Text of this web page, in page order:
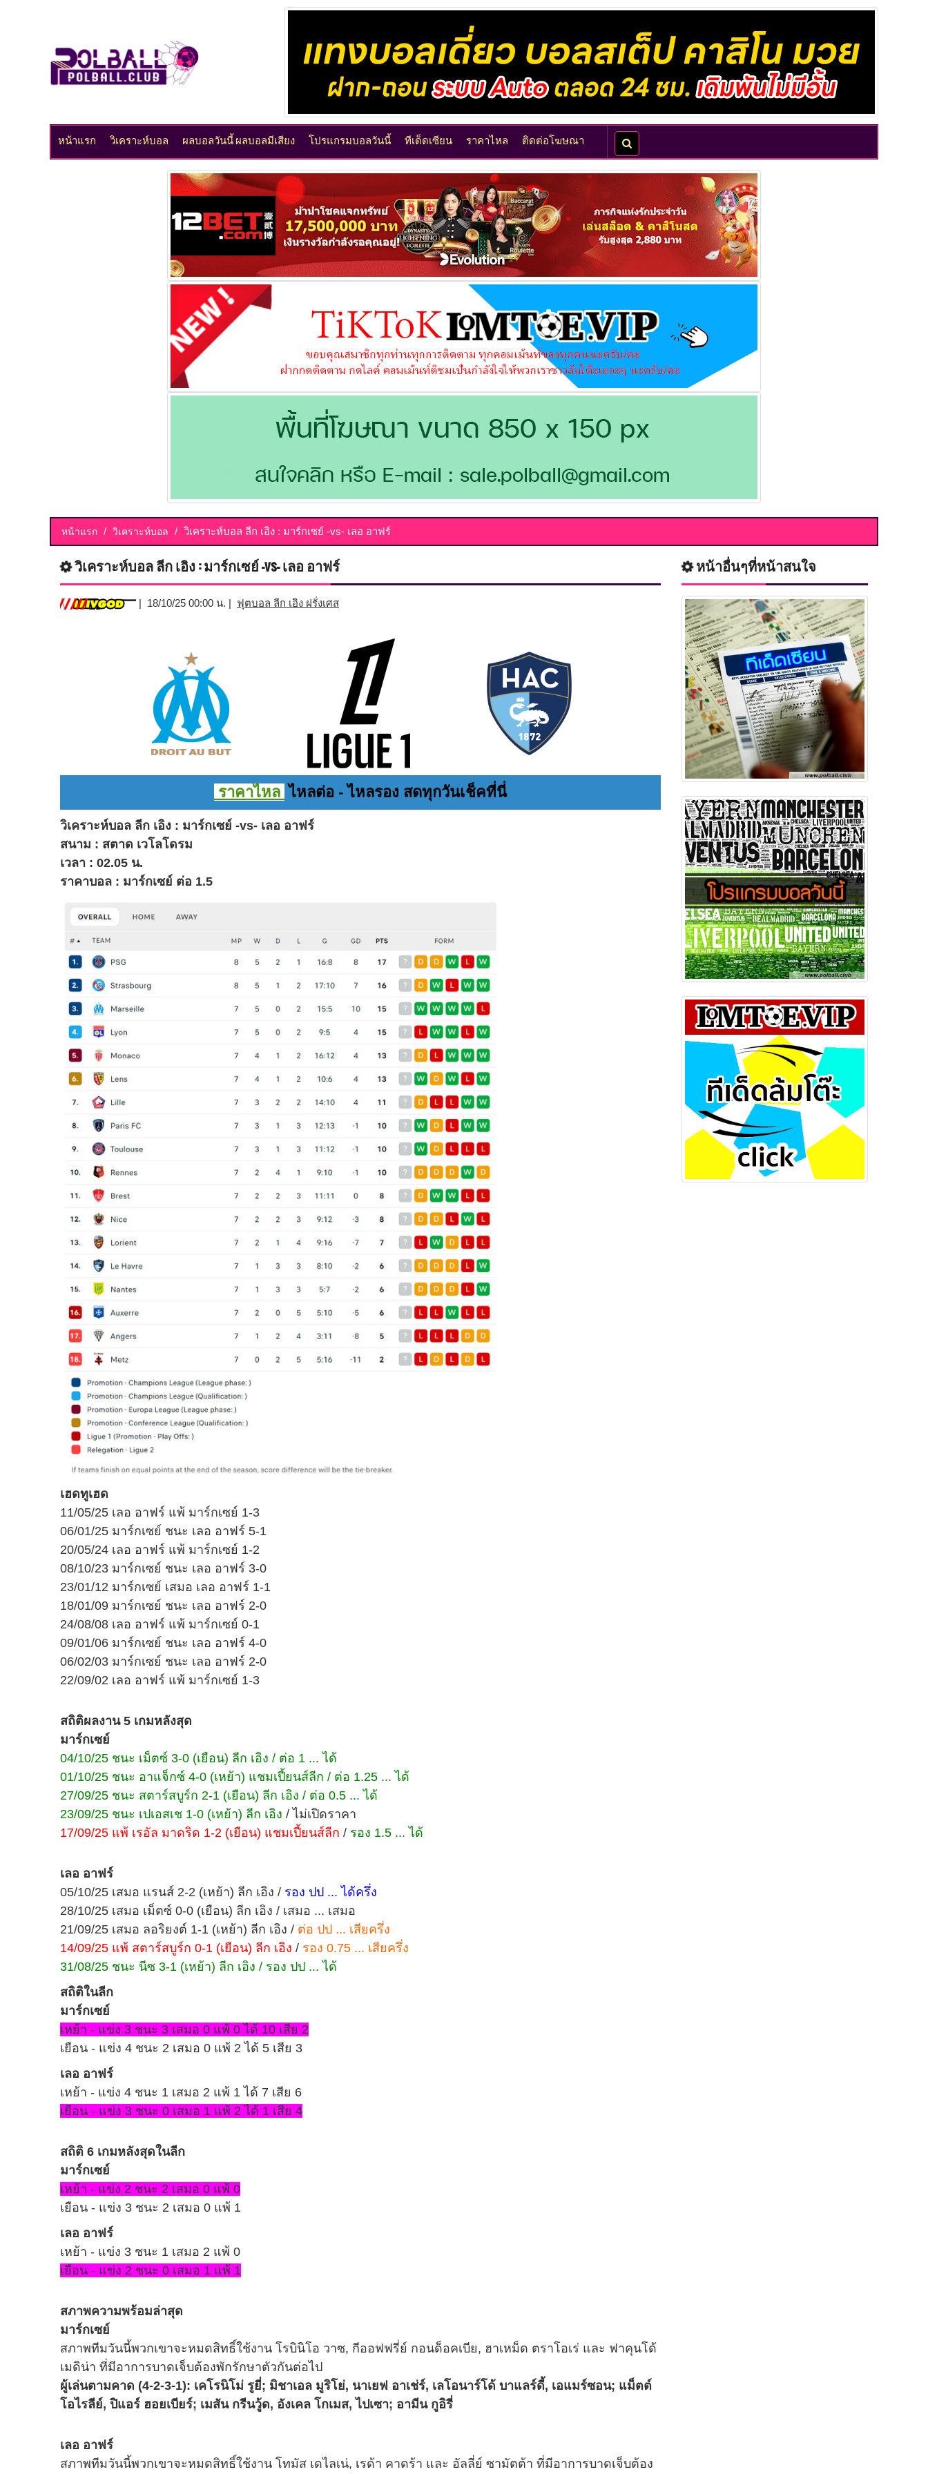
หน้าแรก วิเคราะห์บอล ผลบอลวันนี้ ผลบอลมีเสียง โปรแกรมบอลวันนี้ ทีเด็ดเซียน ราคาไหล ติดต่อโฆษณา
หน้าแรก วิเคราะห์บอล วิเคราะห์บอล ลีก เอิง : มาร์กเซย์ -vs- เลอ อาฟร์
วิเคราะห์บอล ลีก เอิง : มาร์กเซย์ -vs- เลอ อาฟร์
| 18/10/25 00:00 น. | ฟุตบอล ลีก เอิง ฝรั่งเศส
ราคาไหล ไหลต่อ - ไหลรอง สดทุกวันเช็คที่นี่
วิเคราะห์บอล ลีก เอิง : มาร์กเซย์ -vs- เลอ อาฟร์
สนาม : สตาด เวโลโดรม
เวลา : 02.05 น.
ราคาบอล : มาร์กเซย์ ต่อ 1.5
เฮดทูเฮด
11/05/25 เลอ อาฟร์ แพ้ มาร์กเซย์ 1-3
06/01/25 มาร์กเซย์ ชนะ เลอ อาฟร์ 5-1
20/05/24 เลอ อาฟร์ แพ้ มาร์กเซย์ 1-2
08/10/23 มาร์กเซย์ ชนะ เลอ อาฟร์ 3-0
23/01/12 มาร์กเซย์ เสมอ เลอ อาฟร์ 1-1
18/01/09 มาร์กเซย์ ชนะ เลอ อาฟร์ 2-0
24/08/08 เลอ อาฟร์ แพ้ มาร์กเซย์ 0-1
09/01/06 มาร์กเซย์ ชนะ เลอ อาฟร์ 4-0
06/02/03 มาร์กเซย์ ชนะ เลอ อาฟร์ 2-0
22/09/02 เลอ อาฟร์ แพ้ มาร์กเซย์ 1-3
สถิติผลงาน 5 เกมหลังสุด
มาร์กเซย์
04/10/25 ชนะ เม็ตซ์ 3-0 (เยือน) ลีก เอิง / ต่อ 1 ... ได้
01/10/25 ชนะ อาแจ็กซ์ 4-0 (เหย้า) แชมเปี้ยนส์ลีก / ต่อ 1.25 ... ได้
27/09/25 ชนะ สตาร์สบูร์ก 2-1 (เยือน) ลีก เอิง / ต่อ 0.5 ... ได้
23/09/25 ชนะ เปเอสเช 1-0 (เหย้า) ลีก เอิง / ไม่เปิดราคา
17/09/25 แพ้ เรอัล มาดริด 1-2 (เยือน) แชมเปี้ยนส์ลีก / รอง 1.5 ... ได้
เลอ อาฟร์
05/10/25 เสมอ แรนส์ 2-2 (เหย้า) ลีก เอิง / รอง ปป ... ได้ครึ่ง
28/10/25 เสมอ เม็ตซ์ 0-0 (เยือน) ลีก เอิง / เสมอ ... เสมอ
21/09/25 เสมอ ลอริยงต์ 1-1 (เหย้า) ลีก เอิง / ต่อ ปป ... เสียครึ่ง
14/09/25 แพ้ สตาร์สบูร์ก 0-1 (เยือน) ลีก เอิง / รอง 0.75 ... เสียครึ่ง
31/08/25 ชนะ นีซ 3-1 (เหย้า) ลีก เอิง / รอง ปป ... ได้
สถิติในลีก
มาร์กเซย์
เหย้า - แข่ง 3 ชนะ 3 เสมอ 0 แพ้ 0 ได้ 10 เสีย 2
เยือน - แข่ง 4 ชนะ 2 เสมอ 0 แพ้ 2 ได้ 5 เสีย 3
เลอ อาฟร์
เหย้า - แข่ง 4 ชนะ 1 เสมอ 2 แพ้ 1 ได้ 7 เสีย 6
เยือน - แข่ง 3 ชนะ 0 เสมอ 1 แพ้ 2 ได้ 1 เสีย 4
สถิติ 6 เกมหลังสุดในลีก
มาร์กเซย์
เหย้า - แข่ง 2 ชนะ 2 เสมอ 0 แพ้ 0
เยือน - แข่ง 3 ชนะ 2 เสมอ 0 แพ้ 1
เลอ อาฟร์
เหย้า - แข่ง 3 ชนะ 1 เสมอ 2 แพ้ 0
เยือน - แข่ง 2 ชนะ 0 เสมอ 1 แพ้ 1
สภาพความพร้อมล่าสุด
มาร์กเซย์
สภาพทีมวันนี้พวกเขาจะหมดสิทธิ์ใช้งาน โรบินิโอ วาซ, กีออฟฟรี่ย์ กอนด็อคเบีย, ฮาเหม็ด ตราโอเร่ และ ฟาคุนโด้
เมดิน่า ที่มีอาการบาดเจ็บต้องพักรักษาตัวกันต่อไป
ผู้เล่นตามคาด (4-2-3-1): เคโรนิโม่ รูยี่; มิชาเอล มูริโย่, นาเยฟ อาเช่ร์, เลโอนาร์โด้ บาแลร์ดี้, เอแมร์ซอน; แม็ตต์
โอไรลีย์, ปิแอร์ ฮอยเบียร์; เมสัน กรีนวู้ด, อังเคล โกเมส, ไปเซา; อามีน กูอิรี่
เลอ อาฟร์
สภาพทีมวันนี้พวกเขาจะหมดสิทธิ์ใช้งาน โทมัส เดไลเน่, เรด้า คาดร้า และ อัลลี่ย์ ซามัตต้า ที่มีอาการบาดเจ็บต้อง
หน้าอื่นๆที่หน้าสนใจ